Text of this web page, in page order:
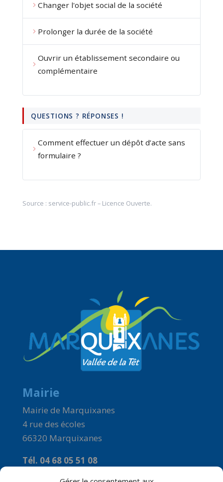
Changer l'objet social de la société
Prolonger la durée de la société
Ouvrir un établissement secondaire ou
complémentaire
QUESTIONS ? RÉPONSES !
Comment effectuer un dépôt d’acte sans
formulaire ?
Source : service-public.fr– Licence Ouverte.
Mairie
Mairie de Marquixanes
4 rue des écoles
66320 Marquixanes
Tél. 04 68 05 51 08